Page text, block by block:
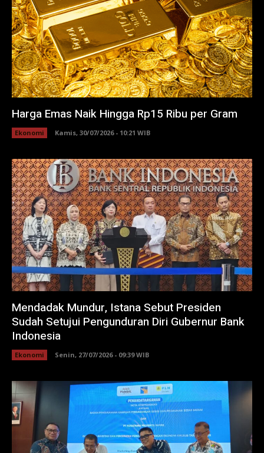
Harga Emas Naik Hingga Rp15 Ribu per Gram
Ekonomi Kamis, 30/07/2026 - 10:21 WIB
Mendadak Mundur, Istana Sebut Presiden
Sudah Setujui Pengunduran Diri Gubernur Bank
Indonesia
Ekonomi Senin, 27/07/2026 - 09:39 WIB